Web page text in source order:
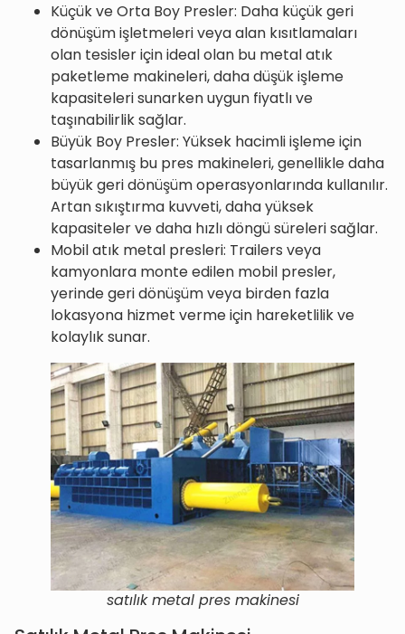
Küçük ve Orta Boy Presler: Daha küçük geri
dönüşüm işletmeleri veya alan kısıtlamaları
olan tesisler için ideal olan bu metal atık
paketleme makineleri, daha düşük işleme
kapasiteleri sunarken uygun fiyatlı ve
taşınabilirlik sağlar.
Büyük Boy Presler: Yüksek hacimli işleme için
tasarlanmış bu pres makineleri, genellikle daha
büyük geri dönüşüm operasyonlarında kullanılır.
Artan sıkıştırma kuvveti, daha yüksek
kapasiteler ve daha hızlı döngü süreleri sağlar.
Mobil atık metal presleri: Trailers veya
kamyonlara monte edilen mobil presler,
yerinde geri dönüşüm veya birden fazla
lokasyona hizmet verme için hareketlilik ve
kolaylık sunar.
satılık metal pres makinesi